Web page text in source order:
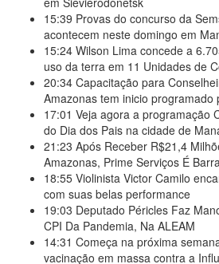
15:39 Provas do concurso da
acontecem neste domingo em
15:24 Wilson Lima concede a
uso da terra em 11 Unidades de
20:34 Capacitação para
Amazonas tem inicio programado
17:01 Veja agora a programação
do Dia dos Pais na cidade de
21:23 Após Receber R$21,4
Amazonas, Prime Serviços É
18:55 Violinista Victor Camilo
com suas belas performance
19:03 Deputado Péricles Faz
CPI Da Pandemia, Na ALEAM
14:31 Começa na próxima
vacinação em massa contra a